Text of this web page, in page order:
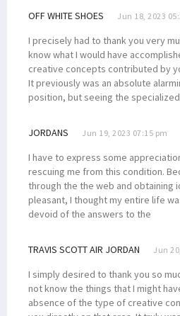
OFF WHITE SHOES Jun 18, 2023
I precisely had to thank you very
know what I would have
creative concepts contributed by
It previously was an absolute
position, but seeing the
JORDANS Jun 19, 2023 07:15 pm
I have to express some
rescuing me from this condition.
through the the web and obtaining
pleasant, I thought my entire life
devoid of the answers to the
TRAVIS SCOTT AIR JORDAN Jun
I simply desired to thank you so
not know the things that I might
absence of the type of creative